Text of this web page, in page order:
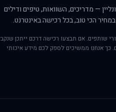
— מדריכים, השוואות, טיפים ודילים
הכי טוב, בכל רכישה באינטרנט.
שותפים. אם תבצעו רכישה דרכם ייתכן
אנחנו ממשיכים לספק לכם מידע איכותי